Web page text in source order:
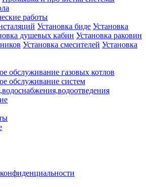
работы
Установка биде Установка
душевых кабин Установка раковин
Установка смесителей Установка
обслуживание газовых котлов
обслуживание систем